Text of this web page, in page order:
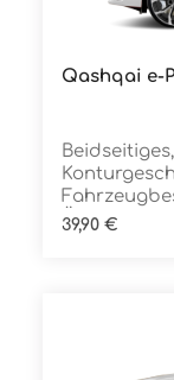
Qashqai e-
Regulärer
39,90 €